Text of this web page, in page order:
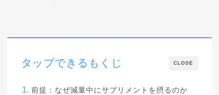
CLOSE
タップできるもくじ
前提：なぜ減量中にサプリメントを摂るのか